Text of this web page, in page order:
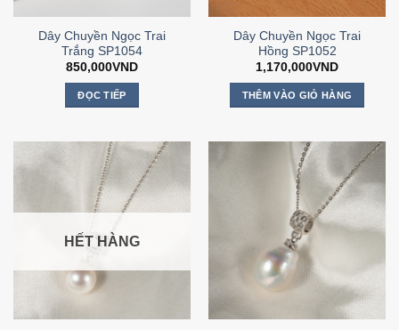
Dây Chuyền Ngọc Trai
Trắng SP1054
850,000VND
ĐỌC TIẾP
Dây Chuyền Ngọc Trai
Hồng SP1052
1,170,000VND
THÊM VÀO GIỎ HÀNG
HẾT HÀNG